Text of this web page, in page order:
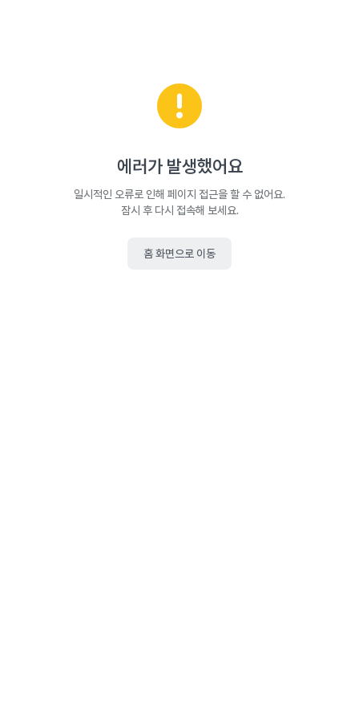
에러가 발생했어요
일시적인 오류로 인해 페이지 접근을 할 수 없어요.
잠시 후 다시 접속해 보세요.
홈 화면으로 이동